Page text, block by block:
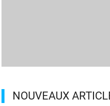
NOUVEAUX